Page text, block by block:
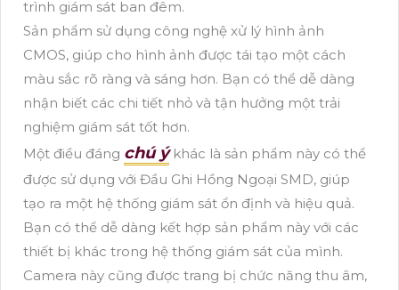
trình giám sát ban đêm.
Sản phẩm sử dụng công nghệ xử lý hình ảnh
CMOS, giúp cho hình ảnh được tái tạo một cách
màu sắc rõ ràng và sáng hơn. Bạn có thể dễ dàng
nhận biết các chi tiết nhỏ và tận hưởng một trải
nghiệm giám sát tốt hơn.
Một điều đáng chú ýkhác là sản phẩm này có thể
được sử dụng với Đầu Ghi Hồng Ngoại SMD, giúp
tạo ra một hệ thống giám sát ổn định và hiệu quả.
Bạn có thể dễ dàng kết hợp sản phẩm này với các
thiết bị khác trong hệ thống giám sát của mình.
Camera này cũng được trang bị chức năng thu âm,